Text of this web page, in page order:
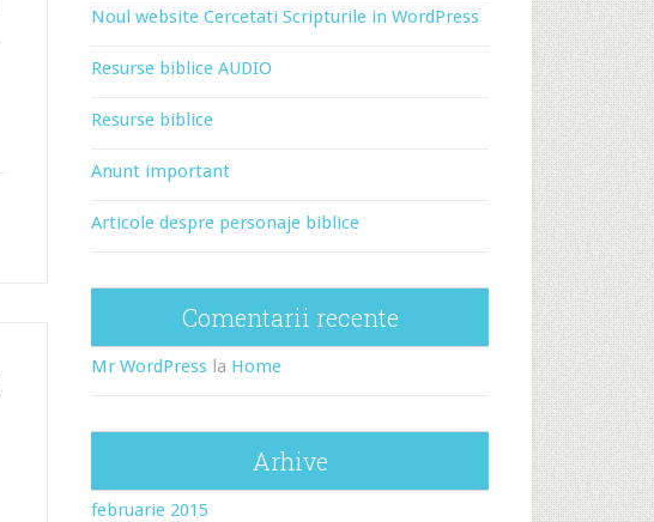
Noul website Cercetati Scripturile in WordPress
Resurse biblice AUDIO
Resurse biblice
Anunt important
Articole despre personaje biblice
Comentarii recente
Mr WordPress la Home
Arhive
februarie 2015